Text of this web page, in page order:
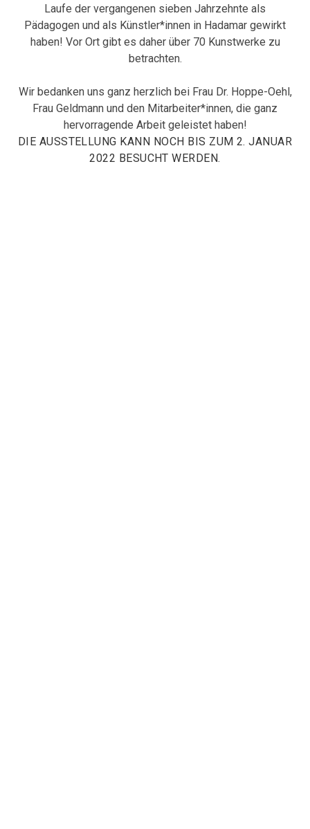
Laufe der vergangenen sieben Jahrzehnte als
Pädagogen und als Künstler*innen in Hadamar gewirkt
haben! Vor Ort gibt es daher über 70 Kunstwerke zu
betrachten.
Wir bedanken uns ganz herzlich bei Frau Dr. Hoppe-Oehl,
Frau Geldmann und den Mitarbeiter*innen, die ganz
hervorragende Arbeit geleistet haben!
DIE AUSSTELLUNG KANN NOCH BIS ZUM 2. JANUAR
2022 BESUCHT WERDEN.